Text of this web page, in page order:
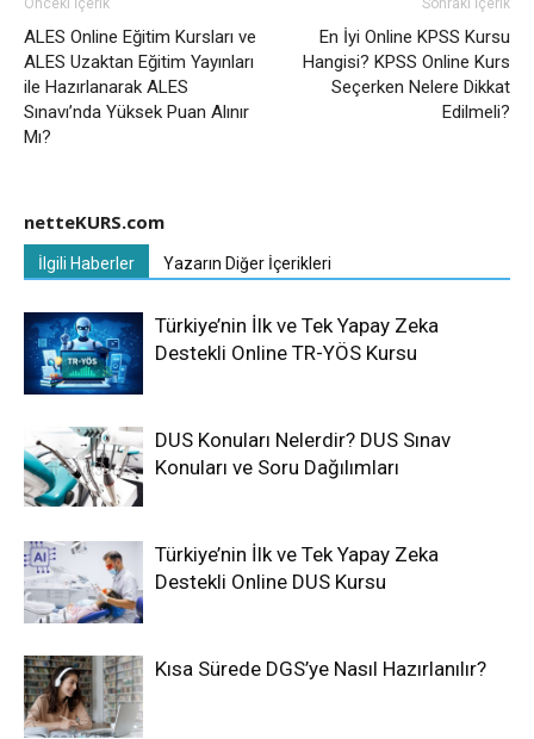
Önceki İçerik
ALES Online Eğitim Kursları ve
ALES Uzaktan Eğitim Yayınları
ile Hazırlanarak ALES
Sınavı’nda Yüksek Puan Alınır
Mı?
Sonraki İçerik
En İyi Online KPSS Kursu
Hangisi? KPSS Online Kurs
Seçerken Nelere Dikkat
Edilmeli?
netteKURS.com
İlgili Haberler Yazarın Diğer İçerikleri
Türkiye’nin İlk ve Tek Yapay Zeka
Destekli Online TR-YÖS Kursu
DUS Konuları Nelerdir? DUS Sınav
Konuları ve Soru Dağılımları
Türkiye’nin İlk ve Tek Yapay Zeka
Destekli Online DUS Kursu
Kısa Sürede DGS’ye Nasıl Hazırlanılır?